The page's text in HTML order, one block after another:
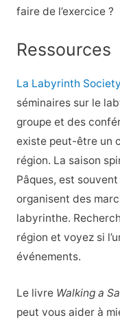
faire de l’exercice ?
Ressources
La Labyrinth Society
séminaires sur le
groupe et des
existe peut-être un
région. La saison
Pâques, est
organisent des
labyrinthe.
région et voyez si
événements.
Le livre Walking a
peut vous aider à